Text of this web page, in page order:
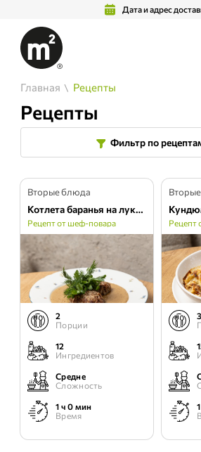
Дата и адрес
Главная Рецепты
Рецепты
Фильтр по
Вторые блюда
Котлета баранья на луковом пюре с пивом
Рецепт от шеф-повара
2
Порции
12
Ингредиентов
Средне
Сложность
1 ч 0 мин
Время
Рецепт
3